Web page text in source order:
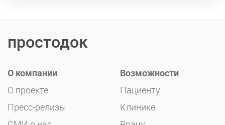
простодок
О компании
О проекте
Пресс-релизы
Возможности
Пациенту
Клинике